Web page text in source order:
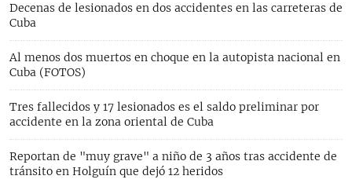
Decenas de lesionados en dos accidentes en las carreteras de
Cuba
Al menos dos muertos en choque en la autopista nacional en
Cuba (FOTOS)
Tres fallecidos y 17 lesionados es el saldo preliminar por
accidente en la zona oriental de Cuba
Reportan de "muy grave" a niño de 3 años tras accidente de
tránsito en Holguín que dejó 12 heridos